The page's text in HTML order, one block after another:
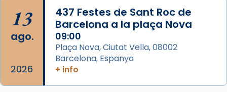
View on Facebook · Share
13
ago.
2026
437 Festes de Sant Roc de
Barcelona a la plaça Nova
09:00
Plaça Nova, Ciutat Vella, 08002
Barcelona, Espanya
+ info